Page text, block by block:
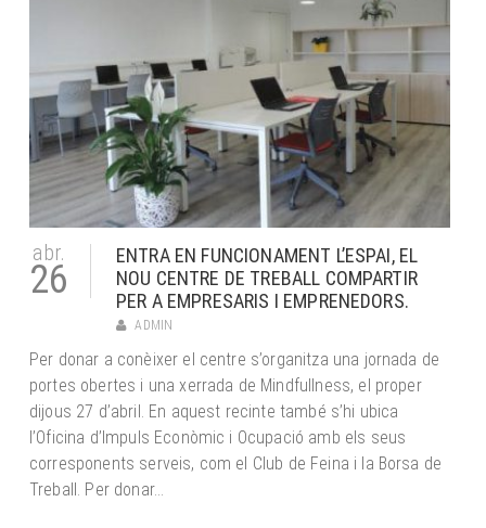
abr.
26
ENTRA EN FUNCIONAMENT L’ESPAI, EL
NOU CENTRE DE TREBALL COMPARTIR
PER A EMPRESARIS I EMPRENEDORS.
ADMIN
Per donar a conèixer el centre s’organitza una jornada de
portes obertes i una xerrada de Mindfullness, el proper
dijous 27 d’abril. En aquest recinte també s’hi ubica
l’Oficina d’Impuls Econòmic i Ocupació amb els seus
corresponents serveis, com el Club de Feina i la Borsa de
Treball. Per donar...